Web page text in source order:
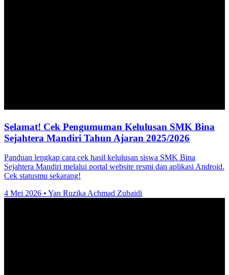
Selamat! Cek Pengumuman Kelulusan SMK Bina
Sejahtera Mandiri Tahun Ajaran 2025/2026
Panduan lengkap cara cek hasil kelulusan siswa SMK Bina
Sejahtera Mandiri melalui portal website resmi dan aplikasi Android.
Cek statusmu sekarang!
4 Mei 2026 • Yan Ruzika Achmad Zubaidi